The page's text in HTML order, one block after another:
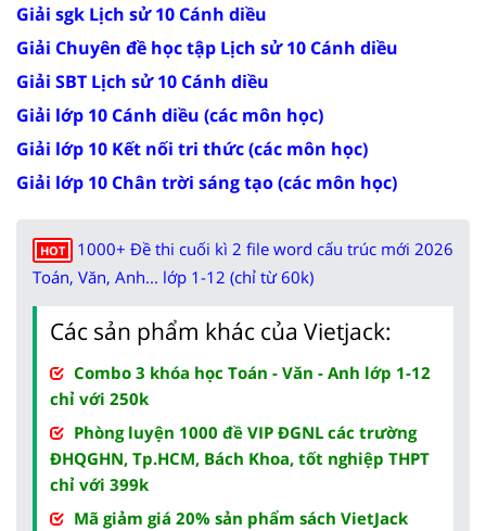
Giải sgk Lịch sử 10 Cánh diều
Giải Chuyên đề học tập Lịch sử 10 Cánh diều
Giải SBT Lịch sử 10 Cánh diều
Giải lớp 10 Cánh diều (các môn học)
Giải lớp 10 Kết nối tri thức (các môn học)
Giải lớp 10 Chân trời sáng tạo (các môn học)
HOT
1000+ Đề thi cuối kì 2 file word cấu trúc mới 2026
Toán, Văn, Anh... lớp 1-12 (chỉ từ 60k)
Các sản phẩm khác của Vietjack:
Combo 3 khóa học Toán - Văn - Anh lớp 1-12
chỉ với 250k
Phòng luyện 1000 đề VIP ĐGNL các trường
ĐHQGHN, Tp.HCM, Bách Khoa, tốt nghiệp THPT
chỉ với 399k
Mã giảm giá 20% sản phẩm sách VietJack